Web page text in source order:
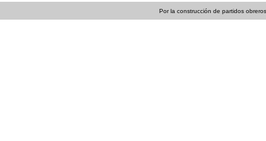
Por la construcción de partidos